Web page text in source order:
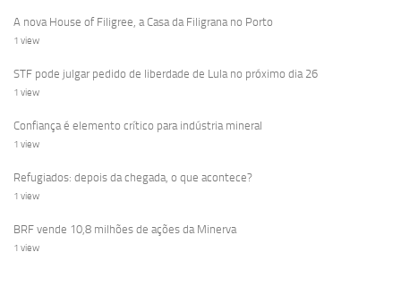
A nova House of Filigree, a Casa da Filigrana no Porto
1 view
STF pode julgar pedido de liberdade de Lula no próximo dia 26
1 view
Confiança é elemento crítico para indústria mineral
1 view
Refugiados: depois da chegada, o que acontece?
1 view
BRF vende 10,8 milhões de ações da Minerva
1 view